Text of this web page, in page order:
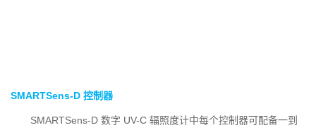
SMARTSens-D 控制器
SMARTSens-D 数字 UV-C 辐照度计中每个控制器可配备一到